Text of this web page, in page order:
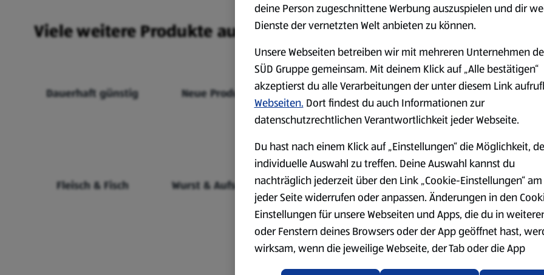
Viele weitere Produkte aus unserem Sortiment.
Dauerhaft günstig Neue Produkte Markenprodukte Bio-Produkte
Fleisch & Fisch Wurst & Aufschnitt Käse
Milchprodukte &
Eier
deine Person zugeschnittene Werbung auszuspielen und dir
Dienste der vernetzten Welt anbieten zu können.
Unsere Webseiten betreiben wir mit mehreren Unternehmen
SÜD Gruppe gemeinsam. Mit deinem Klick auf „Alle bestätigen“
akzeptierst du alle Verarbeitungen der unter diesem Link
Webseiten. Dort findest du auch Informationen zur
datenschutzrechtlichen Verantwortlichkeit jeder Webseite.
Du hast nach einem Klick auf „Einstellungen“ die Möglichkeit,
individuelle Auswahl zu treffen. Deine Auswahl kannst du
nachträglich jederzeit über den Link „Cookie-Einstellungen“
jeder Seite widerrufen oder anpassen. Änderungen in den
Einstellungen für unsere Webseiten und Apps, die du in
oder Fenstern deines Browsers oder der App geöffnet hast,
wirksam, wenn die jeweilige Webseite, der Tab oder die App
aktualisiert oder geschlossen und anschließend wieder geöffnet